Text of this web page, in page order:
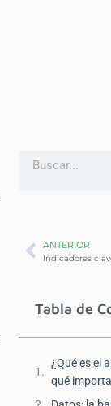
ANTERIOR
Tabla de
¿Qué es el
qué